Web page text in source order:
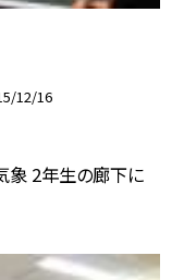
12/16
象 2年生の廊下に